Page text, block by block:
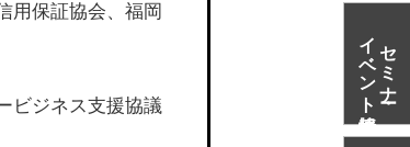
セミナー・
イベント情報
用保証協会、福岡
ビジネス支援協議